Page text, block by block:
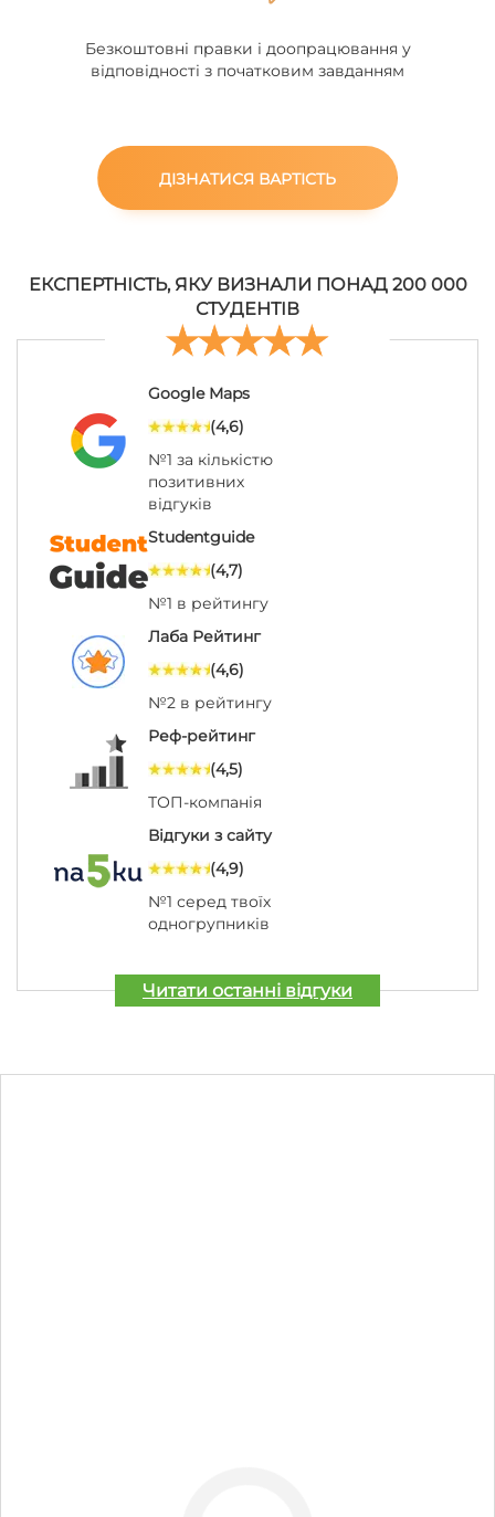
Безкоштовні правки і доопрацювання у
відповідності з початковим завданням
ДІЗНАТИСЯ ВАРТІСТЬ
ЕКСПЕРТНІСТЬ, ЯКУ ВИЗНАЛИ ПОНАД 200 000
СТУДЕНТІВ
Google Maps
(4,6)
№1 за кількістю
позитивних
відгуків
Studentguide
(4,7)
№1 в рейтингу
Лаба Рейтинг
(4,6)
№2 в рейтингу
Реф-рейтинг
(4,5)
ТОП-компанія
Відгуки з сайту
(4,9)
№1 серед твоїх
одногрупників
Читати останні відгуки